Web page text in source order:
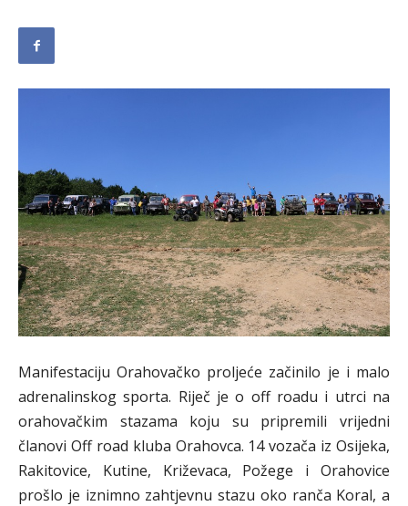
Manifestaciju Orahovačko proljeće začinilo je i malo
adrenalinskog sporta. Riječ je o off roadu i utrci na
orahovačkim stazama koju su pripremili vrijedni
članovi Off road kluba Orahovca. 14 vozača iz Osijeka,
Rakitovice, Kutine, Križevaca, Požege i Orahovice
prošlo je iznimno zahtjevnu stazu oko ranča Koral, a